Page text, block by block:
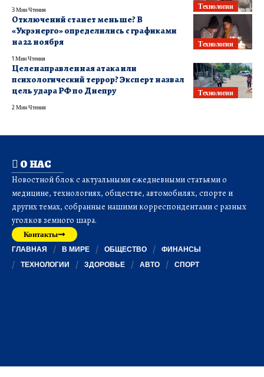
Технологии
3 Мин Чтения
Технологии
Отключений станет меньше? В
«Укрэнерго» определились с графиками
на 22 ноября
1 Мин Чтения
Технологии
Целенаправленная атака или
психологический террор? Эксперт назвал
цель удара РФ по Днепру
2 Мин Чтения
О НАС
Новостной блок с актуальными ежедневными статьями о
медицине, технологиях, обществе, автомобилях, спорте и
других темах, собранные нашими корреспондентами с разных
уголков земного шара.
Контакты
ГЛАВНАЯ В МИРЕ ОБЩЕСТВО
ФИНАНСЫ
ТЕХНОЛОГИИ
ЗДОРОВЬЕ АВТО СПОРТ